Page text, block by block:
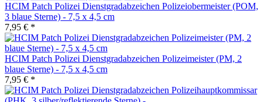
HCIM Patch Polizei Dienstgradabzeichen Polizeiobermeister (POM,
3 blaue Sterne) - 7,5 x 4,5 cm
7,95 € *
HCIM Patch Polizei Dienstgradabzeichen Polizeimeister (PM, 2
blaue Sterne) - 7,5 x 4,5 cm
7,95 € *